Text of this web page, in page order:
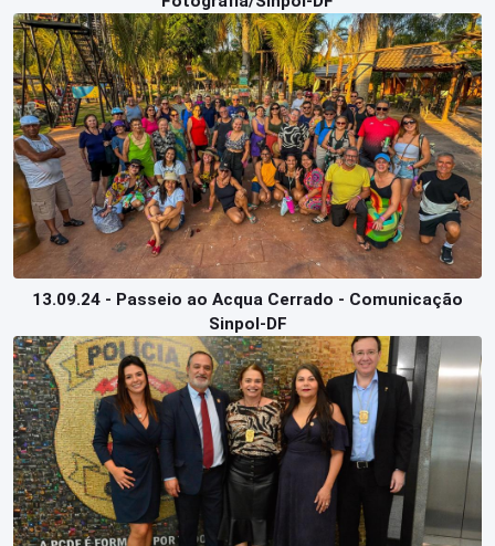
13.09.24 - Passeio ao Acqua Cerrado - Comunicação
Sinpol-DF